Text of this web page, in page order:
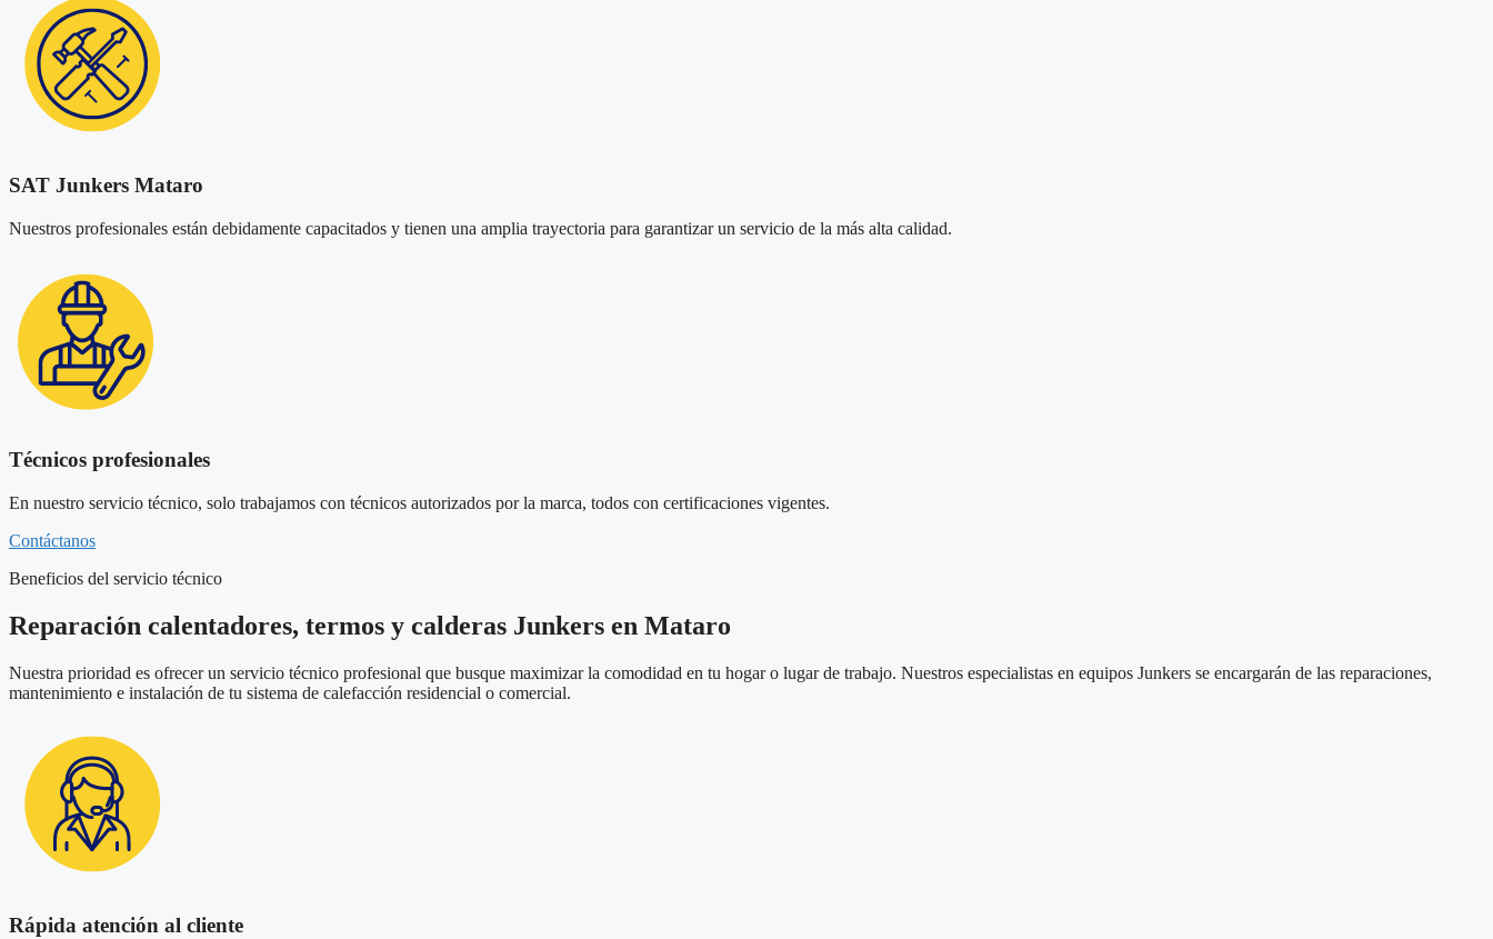
SAT Junkers Mataro
Nuestros profesionales están debidamente capacitados y tienen una amplia trayectoria para garantizar un servicio de la más alta calidad.
Técnicos profesionales
En nuestro servicio técnico, solo trabajamos con técnicos autorizados por la marca, todos con certificaciones vigentes.
Contáctanos
Beneficios del servicio técnico
Reparación calentadores, termos y calderas Junkers en Mataro
Nuestra prioridad es ofrecer un servicio técnico profesional que busque maximizar la comodidad en tu hogar o lugar de trabajo. Nuestros especialistas en equipos Junkers se encargarán de las reparaciones,
mantenimiento e instalación de tu sistema de calefacción residencial o comercial.
Rápida atención al cliente